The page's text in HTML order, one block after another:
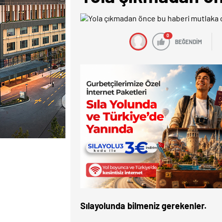
0
BEĞENDİM
Sılayolunda bilmeniz gerekenler.